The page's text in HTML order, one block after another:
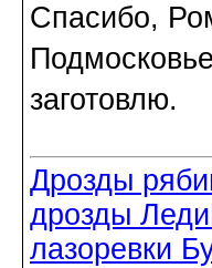
Спасибо,
заготовлю.
Дрозды
дрозды
лазоревки